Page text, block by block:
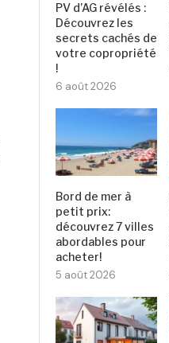
PV d’AG révélés :
Découvrez les
secrets cachés de
votre copropriété
!
6 août 2026
Bord de mer à
petit prix:
découvrez 7 villes
abordables pour
acheter!
5 août 2026